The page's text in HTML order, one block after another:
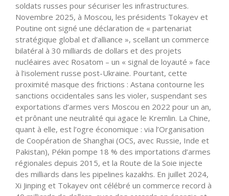
soldats russes pour sécuriser les infrastructures.
Novembre 2025, à Moscou, les présidents Tokayev et
Poutine ont signé une déclaration de « partenariat
stratégique global et d’alliance », scellant un commerce
bilatéral à 30 milliards de dollars et des projets
nucléaires avec Rosatom – un « signal de loyauté » face
à l’isolement russe post-Ukraine. Pourtant, cette
proximité masque des frictions : Astana contourne les
sanctions occidentales sans les violer, suspendant ses
exportations d’armes vers Moscou en 2022 pour un an,
et prônant une neutralité qui agace le Kremlin. La Chine,
quant à elle, est l’ogre économique : via l’Organisation
de Coopération de Shanghai (OCS, avec Russie, Inde et
Pakistan), Pékin pompe 18 % des importations d’armes
régionales depuis 2015, et la Route de la Soie injecte
des milliards dans les pipelines kazakhs. En juillet 2024,
Xi Jinping et Tokayev ont célébré un commerce record à